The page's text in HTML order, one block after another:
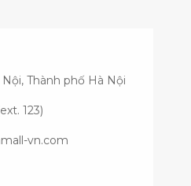
Thành phố Hà Nội
123)
vn.com